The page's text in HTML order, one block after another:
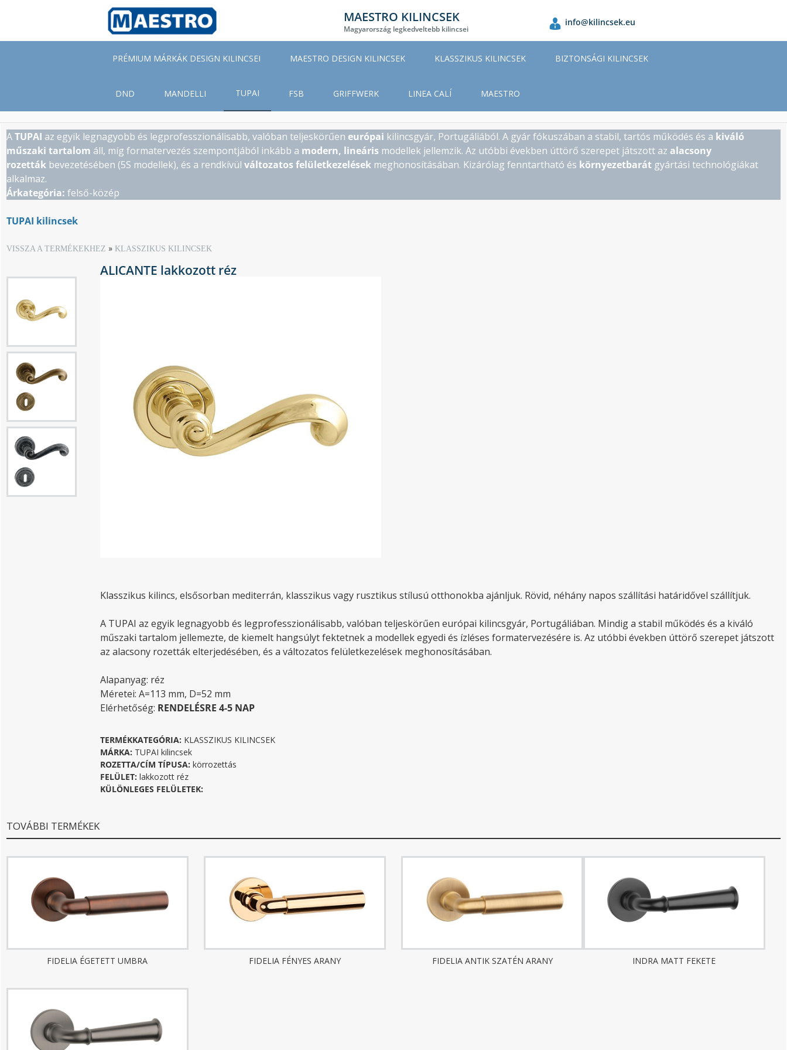
content
MAESTRO KILINCSEK
Magyarország legkedveltebb kilincsei
info@kilincsek.eu
PRÉMIUM MÁRKÁK DESIGN KILINCSEI MAESTRO DESIGN KILINCSEK KLASSZIKUS KILINCSEK BIZTONSÁGI KILINCSEK
DND MANDELLI TUPAI FSB GRIFFWERK LINEA CALÍ MAESTRO
ATUPAI az egyik legnagyobb és legprofesszionálisabb, valóban teljeskörűen európai kilincsgyár, Portugáliából. A gyár fókuszában a stabil, tartós működés és a kiváló
műszaki tartalom áll, míg formatervezés szempontjából inkább a modern, lineáris modellek jellemzik. Az utóbbi években úttörő szerepet játszott az alacsony
rozetták bevezetésében (5S modellek), és a rendkívül változatos felületkezelések meghonosításában. Kizárólag fenntartható és környezetbarát gyártási technológiákat
alkalmaz.
Árkategória: felső-közép
TUPAI kilincsek
VISSZA A TERMÉKEKHEZ KLASSZIKUS KILINCSEK
ALICANTE lakkozott réz
Klasszikus kilincs, elsősorban mediterrán, klasszikus vagy rusztikus stílusú otthonokba ajánljuk. Rövid, néhány napos szállítási határidővel szállítjuk.
A TUPAI az egyik legnagyobb és legprofesszionálisabb, valóban teljeskörűen európai kilincsgyár, Portugáliában. Mindig a stabil működés és a kiváló
műszaki tartalom jellemezte, de kiemelt hangsúlyt fektetnek a modellek egyedi és ízléses formatervezésére is. Az utóbbi években úttörő szerepet játszott
az alacsony rozetták elterjedésében, és a változatos felületkezelések meghonosításában.
Alapanyag: réz
Méretei: A=113 mm, D=52 mm
Elérhetőség: RENDELÉSRE 4-5 NAP
TERMÉKKATEGÓRIA: KLASSZIKUS KILINCSEK
MÁRKA: TUPAI kilincsek
ROZETTA/CÍM TÍPUSA: körrozettás
FELÜLET: lakkozott réz
KÜLÖNLEGES FELÜLETEK:
TOVÁBBI TERMÉKEK
FIDELIA ÉGETETT UMBRA FIDELIA FÉNYES ARANY FIDELIA ANTIK SZATÉN ARANY INDRA MATT FEKETE